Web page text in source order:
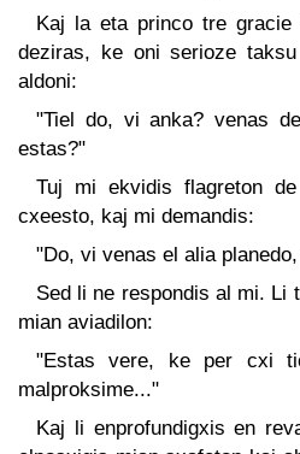
Kaj la eta princo tre
deziras, ke oni serioze
aldoni:
"Tiel do, vi anka? venas
estas?"
Tuj mi ekvidis flagreton
cxeesto, kaj mi demandis:
"Do, vi venas el alia
Sed li ne respondis al mi. Li
mian aviadilon:
"Estas vere, ke per cxi
malproksime..."
Kaj li enprofundigxis en